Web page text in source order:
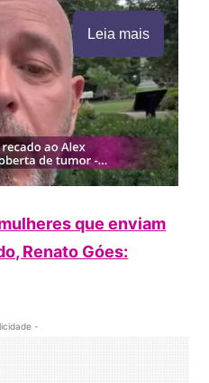
Leia mais
que enviam
Renato Góes:
-